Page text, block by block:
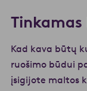
Kad kava būtų
ruošimo būdui
įsigijote maltos